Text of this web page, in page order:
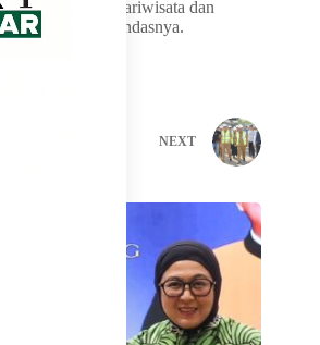
sektor pariwisata dan
masyarakat,” tandasnya.
NEXT